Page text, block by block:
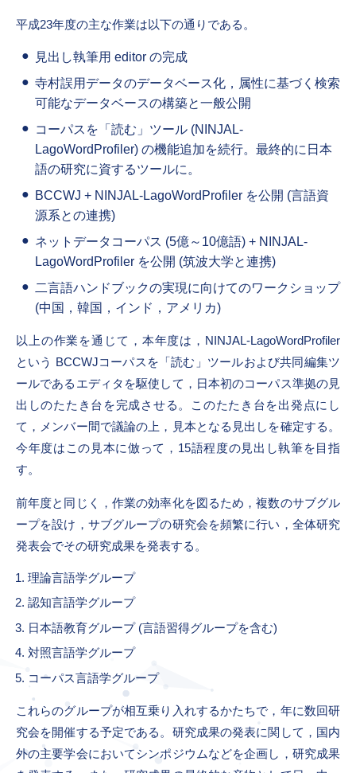
平成23年度の主な作業は以下の通りである。
見出し執筆用 editor の完成
寺村誤用データのデータベース化，属性に基づく検索
可能なデータベースの構築と一般公開
コーパスを「読む」ツール (NINJAL-
LagoWordProfiler) の機能追加を続行。最終的に日本
語の研究に資するツールに。
BCCWJ + NINJAL-LagoWordProfiler を公開 (言語資
源系との連携)
ネットデータコーパス (5億～10億語) + NINJAL-
LagoWordProfiler を公開 (筑波大学と連携)
二言語ハンドブックの実現に向けてのワークショップ
(中国，韓国，インド，アメリカ)
以上の作業を通じて，本年度は，NINJAL-LagoWordProfiler
という BCCWJコーパスを「読む」ツールおよび共同編集ツ
ールであるエディタを駆使して，日本初のコーパス準拠の見
出しのたたき台を完成させる。このたたき台を出発点にし
て，メンバー間で議論の上，見本となる見出しを確定する。
今年度はこの見本に倣って，15語程度の見出し執筆を目指
す。
前年度と同じく，作業の効率化を図るため，複数のサブグル
ープを設け，サブグループの研究会を頻繁に行い，全体研究
発表会でその研究成果を発表する。
理論言語学グループ
認知言語学グループ
日本語教育グループ (言語習得グループを含む)
対照言語学グループ
コーパス言語学グループ
これらのグループが相互乗り入れするかたちで，年に数回研
究会を開催する予定である。研究成果の発表に関して，国内
外の主要学会においてシンポジウムなどを企画し，研究成果